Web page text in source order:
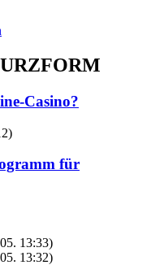
Casino?
für
13:33)
13:32)